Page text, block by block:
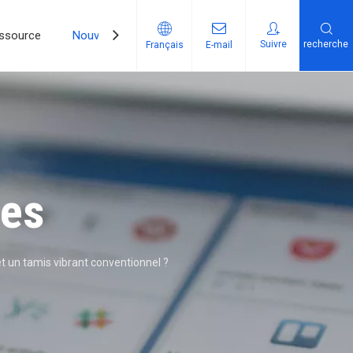
Nouvelles Contactez-Nous
Français E-mail Suivre​​​​​​​ recherche
un tamis vibrant conventionnel ?